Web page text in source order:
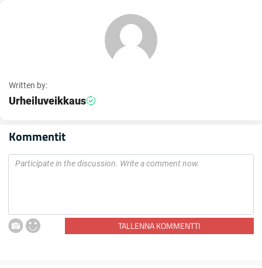
Written by:
Urheiluveikkaus
Kommentit
TALLENNA KOMMENTTI